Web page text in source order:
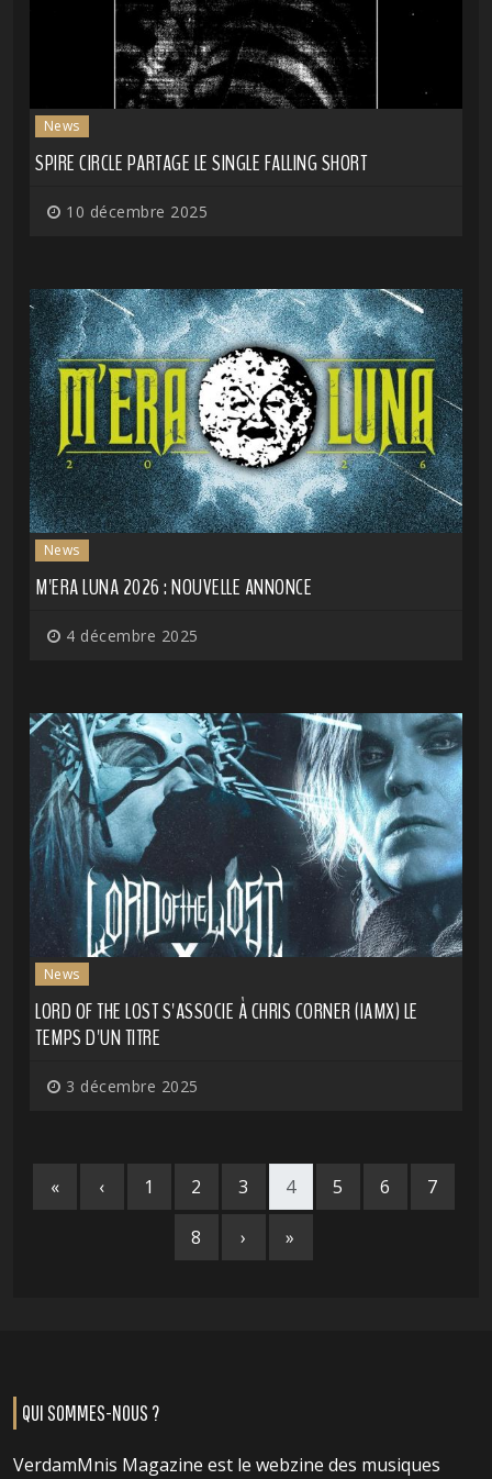
News
SPIRE CIRCLE PARTAGE LE SINGLE FALLING SHORT
10 décembre 2025
News
M'ERA LUNA 2026 : NOUVELLE ANNONCE
4 décembre 2025
News
LORD OF THE LOST S'ASSOCIE À CHRIS CORNER (IAMX) LE
TEMPS D'UN TITRE
3 décembre 2025
« ‹ 1 2 3 4 5 6 7
8 › »
QUI SOMMES-NOUS ?
VerdamMnis Magazine est le webzine des musiques